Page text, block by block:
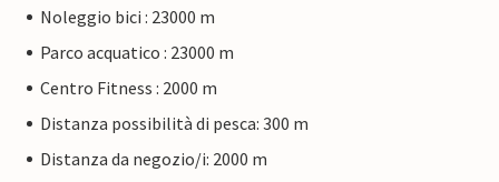
Noleggio bici : 23000 m
Parco acquatico : 23000 m
Centro Fitness : 2000 m
Distanza possibilità di pesca: 300 m
Distanza da negozio/i: 2000 m